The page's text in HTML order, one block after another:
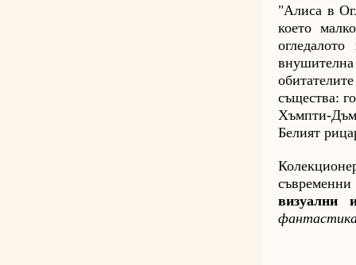
"Алиса в
което
внушителна
същества:
Хъмпти-
Белият
визуални